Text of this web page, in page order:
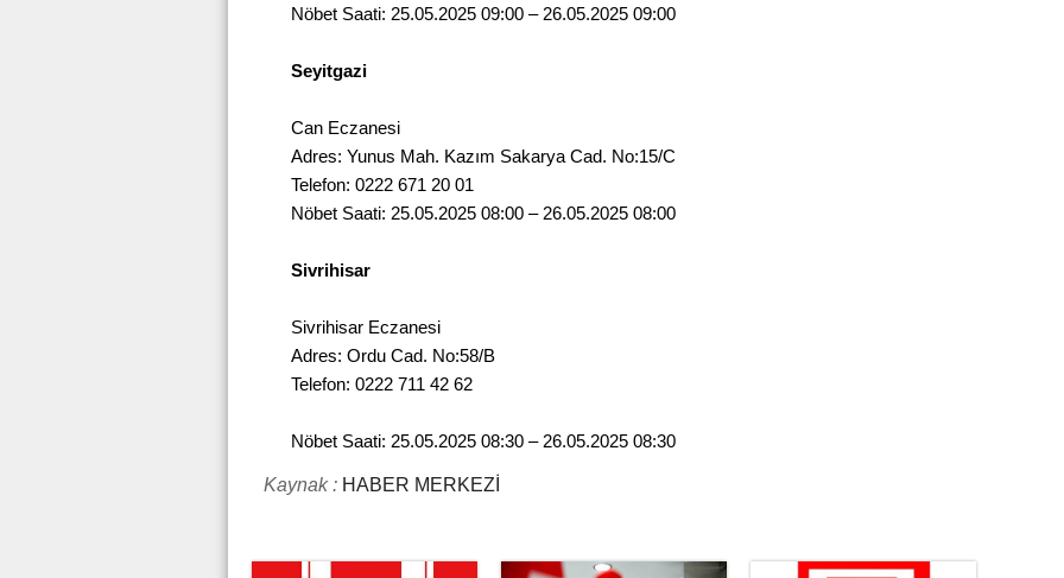
Nöbet Saati: 25.05.2025 09:00 – 26.05.2025 09:00
Seyitgazi
Can Eczanesi
Adres: Yunus Mah. Kazım Sakarya Cad. No:15/C
Telefon: 0222 671 20 01
Nöbet Saati: 25.05.2025 08:00 – 26.05.2025 08:00
Sivrihisar
Sivrihisar Eczanesi
Adres: Ordu Cad. No:58/B
Telefon: 0222 711 42 62
Nöbet Saati: 25.05.2025 08:30 – 26.05.2025 08:30
Kaynak : HABER MERKEZİ